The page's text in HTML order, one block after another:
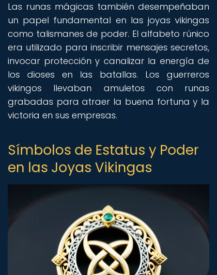
Las runas mágicas también desempeñaban
un papel fundamental en las joyas vikingas
como talismanes de poder. El alfabeto rúnico
era utilizado para inscribir mensajes secretos,
invocar protección y canalizar la energía de
los dioses en las batallas. Los guerreros
vikingos llevaban amuletos con runas
grabadas para atraer la buena fortuna y la
victoria en sus empresas.
Símbolos de Estatus y Poder
en las Joyas Vikingas